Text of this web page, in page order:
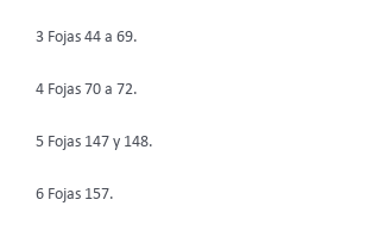
3 Fojas 44 a 69.
4 Fojas 70 a 72.
5 Fojas 147 y 148.
6 Fojas 157.